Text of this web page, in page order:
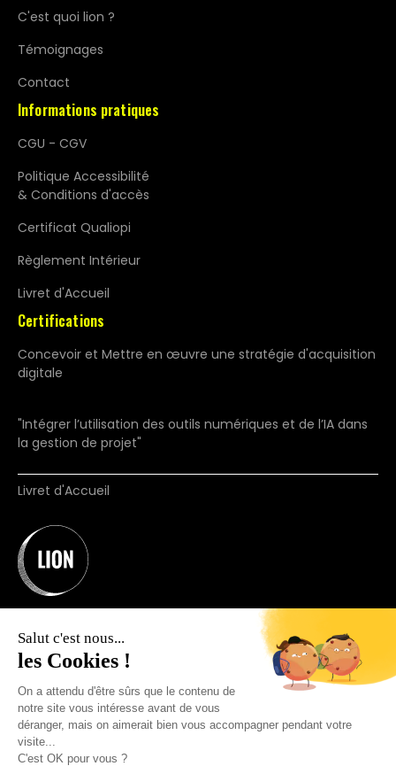
C'est quoi lion ?
Témoignages
Contact
Informations pratiques
CGU - CGV
Politique Accessibilité
& Conditions d'accès
Certificat Qualiopi
Règlement Intérieur
Livret d'Accueil
Certifications
Concevoir et Mettre en œuvre une stratégie d'acquisition
digitale
"Intégrer l’utilisation des outils numériques et de l’IA dans
la gestion de projet"
Livret d'Accueil
Organisme de formation N°11755660875.
(ne vaut pas agrément)
© 2025 Join Lion. Tous droits réservés.
Salut c'est nous...
les Cookies !
On a attendu d'être sûrs que le contenu de
notre site vous intéresse avant de vous
déranger, mais on aimerait bien vous accompagner pendant votre
visite...
C'est OK pour vous ?